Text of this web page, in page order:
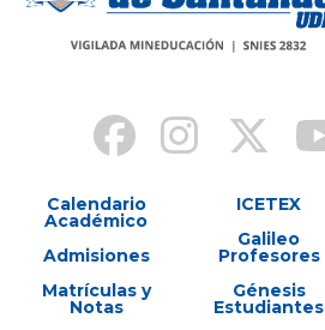
Calendario
Académico
Admisiones
Matrículas y
Notas
ICETEX
Galileo
Profesores
Génesis
Estudiantes